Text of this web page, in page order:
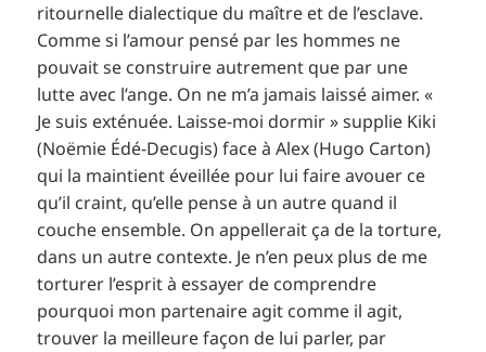
ritournelle dialectique du maître et de l’esclave.
Comme si l’amour pensé par les hommes ne
pouvait se construire autrement que par une
lutte avec l’ange. On ne m’a jamais laissé aimer. «
Je suis exténuée. Laisse-moi dormir » supplie Kiki
(Noëmie Édé-Decugis) face à Alex (Hugo Carton)
qui la maintient éveillée pour lui faire avouer ce
qu’il craint, qu’elle pense à un autre quand il
couche ensemble. On appellerait ça de la torture,
dans un autre contexte. Je n’en peux plus de me
torturer l’esprit à essayer de comprendre
pourquoi mon partenaire agit comme il agit,
trouver la meilleure façon de lui parler, par